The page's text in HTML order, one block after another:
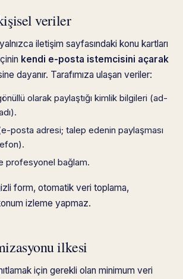
veriler
iletişim sayfasındaki konu kartları
kendi e-posta istemcisini açarak
dayanır. Tarafımıza ulaşan veriler:
olarak paylaştığı kimlik bilgileri (ad-
posta adresi; talep edenin paylaşması
profesyonel bağlam.
form, otomatik veri toplama,
izleme yapmaz.
ilkesi
için gerekli olan minimum veri